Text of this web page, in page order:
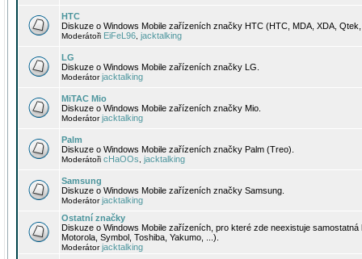
HTC
Diskuze o Windows Mobile zařízeních značky HTC (HTC, MDA, XDA,
Moderátoři EiFeL96 jacktalking
LG
Diskuze o Windows Mobile zařízeních značky LG.
Moderátorjacktalking
MiTAC Mio
Diskuze o Windows Mobile zařízeních značky Mio.
Moderátorjacktalking
Palm
Diskuze o Windows Mobile zařízeních značky Palm (Treo).
Moderátoři cHaOOs jacktalking
Samsung
Diskuze o Windows Mobile zařízeních značky Samsung.
Moderátorjacktalking
Ostatní značky
Diskuze o Windows Mobile zařízeních, pro které zde neexistuje
Motorola, Symbol, Toshiba, Yakumo, ...).
Moderátorjacktalking